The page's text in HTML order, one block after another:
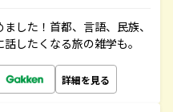
した！首都、言語、民族、
したくなる旅の雑学も。
詳細を見る